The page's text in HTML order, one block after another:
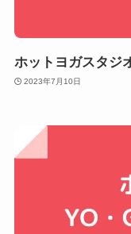
ホットヨガスタジ
2023年7月10日